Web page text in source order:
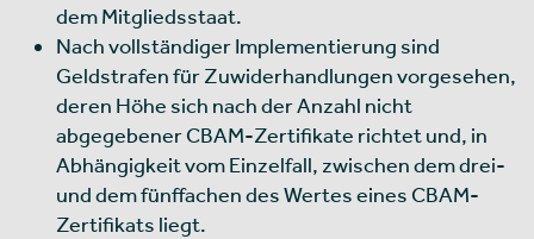
dem Mitgliedsstaat.
Nach vollständiger Implementierung sind
Geldstrafen für Zuwiderhandlungen vorgesehen,
deren Höhe sich nach der Anzahl nicht
abgegebener CBAM-Zertifikate richtet und, in
Abhängigkeit vom Einzelfall, zwischen dem drei-
und dem fünffachen des Wertes eines CBAM-
Zertifikats liegt.